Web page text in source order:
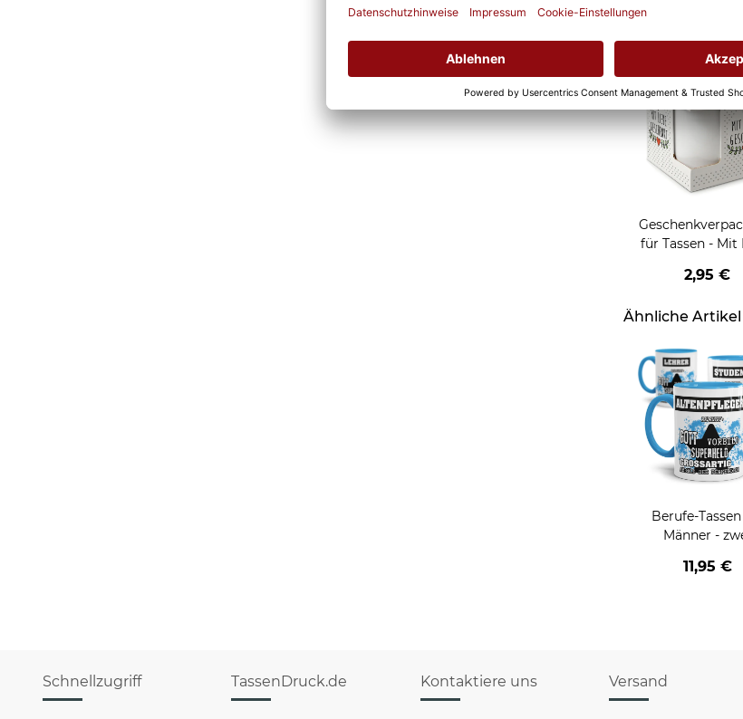
Grußkarten
für Tassen - Mit
2,95 €
Ähnliche Artikel
Berufe-
Männer -
11,95 €
Schnellzugriff TassenDruck.de Kontaktiere uns Versand